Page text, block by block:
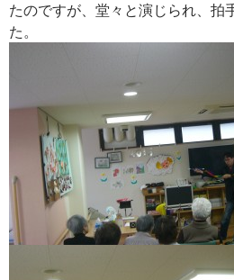
たのですが、堂々と演じられ、拍
た。